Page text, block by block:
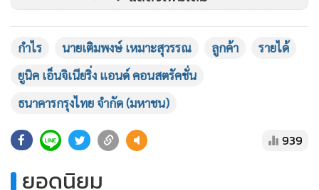
รวมถึงงานในโครงการรับเหมาก่อสร้างที่มีขนาดใหญ่มูลค่า
โครงการที่ต้องอาศัยความชำนาญหรือเทคโนโลยีเฉพาะด้าน
โดยลูกค้าของบริษัทฯ จะเป็นหน่วยงานภาครัฐหรือรัฐวิสาหกิจ
เช่น กรมทางหลวง การไฟฟ้านครหลวง การทางพิเศษแห่ง
มวลชนแห่งประเทศไทย รวมถึงบริษัท ท่าอากาศยานไทย
กำไร นายเติมพงษ์ เหมาะสุวรรณ ลูกค้า
รายได้
ยูนิค เอ็นจิเนียริ่ง แอนด์ คอนสตรัคชั่น
ธนาคารกรุงไทย จำกัด (มหาชน)
939
ยอดนิยม